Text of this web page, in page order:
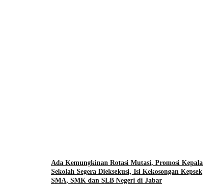
Ada Kemungkinan Rotasi Mutasi, Promosi Kepala
Sekolah Segera Dieksekusi, Isi Kekosongan Kepsek
SMA, SMK dan SLB Negeri di Jabar